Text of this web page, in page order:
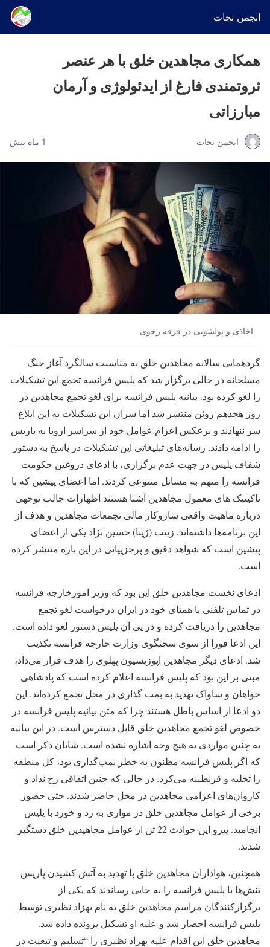
انجمن نجات
همکاری مجاهدین خلق با هر عنصر
ثروتمندی فارغ از ایدئولوژی و آرمان
مبارزاتی
انجمن نجات 1 ماه پیش
اخاذی و پولشویی در فرقه رجوی
گردهمایی سالانه مجاهدین خلق به مناسبت سالگرد آغاز جنگ
مسلحانه در حالی برگزار شد که پلیس فرانسه تجمع این تشکیلات
را لغو کرده بود. بیانیه پلیس فرانسه برای لغو تجمع مجاهدین در
روز هجدهم ژوئن منتشر شد اما سران این تشکیلات به این ابلاغ
سر ننهادند و برعکس اعزام عوامل خود از سراسر اروپا به پاریس
را ادامه دادند. رسانه‌های تبلیغاتی این تشکیلات در پاسخ به دستور
شفاف پلیس در جهت عدم برگزاری، با ادعای دروغین حکومت
فرانسه را متهم به مسائل متنوعی کردند. اما اعضای پیشین که با
تاکیتیک های معمول مجاهدین آشنا هستند اظهارات جالب توجهی
درباره ماهیت واقعی سازوکار مالی تجمعات مجاهدین و هدف از
این برنامه‌ها داشته‌اند. زینب (ژینا) حسین نژاد یکی از اعضای
پیشین است که شواهد دقیق و پرجزییاتی در این باره منتشر کرده
است.
ادعای نخست مجاهدین خلق این بود که وزیر امورخارجه فرانسه
در تماس تلفنی با همتای خود در ایران درخواست لغو تجمع
مجاهدین را دریافت کرده و در پی آن پلیس دستور لغو داده است.
این ادعا فورا از سوی سخنگوی وزارت خارجه فرانسه تکذیب
شد. ادعای دیگر مجاهدین اپوزیسیون پهلوی را هدف قرار می‌داد،
مبنی بر این بود که پلیس فرانسه اعلام کرده است که پادشاهی
خواهان و ساواک تهدید به بمب گذاری در محل تجمع کرده‌اند. این
دو ادعا از اساس باطل هستند چرا که متن بیانیه پلیس فرانسه در
خصوص لغو تجمع مجاهدین خلق قابل دسترس است. در این بیانیه
به چنین مواردی به هیچ وجه اشاره نشده است. شایان ذکر است
که اگر پلیس فرانسه مظنون به خطر بمب‌گذاری بود، کل منطقه
را تخلیه و قرنطینه می‌کرد. در حالی که چنین اتفاقی رخ نداد و
کاروان‌‌های اعزامی مجاهدین در محل حاضر شدند. حتی حضور
برخی از عوامل مجاهدین خلق در مواری به زد و خورد با پلیس
انجامید. پیرو این حوادث 22 تن از عوامل مجاهیدین خلق دستگیر
شدند.
همچنین، هواداران مجاهدین خلق با تهدید به آتش کشیدن پاریس
تنش‌ها با پلیس فرانسه را به جایی رساندند که یکی از
برگزارکنندگان مراسم مجاهدین خلق به نام بهزاد نظیری توسط
پلیس فرانسه احضار شد و علیه او تشکیل پرونده داده شد.
مجاهدین خلق این اقدام علیه بهزاد نظیری را “تسلیم و تبعیت در